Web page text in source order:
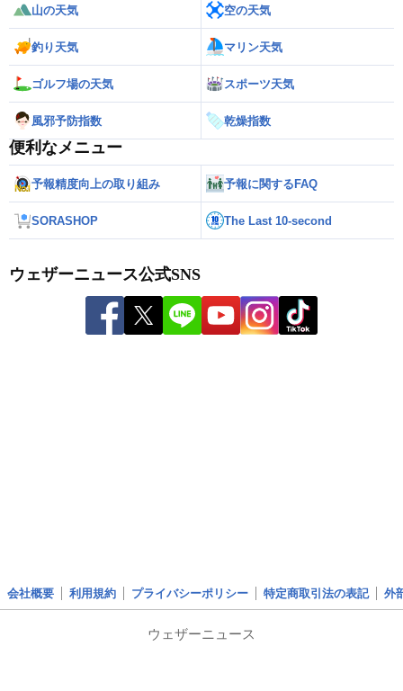
山の天気 空の天気
釣り天気 マリン天気
ゴルフ場の天気 スポーツ天気
風邪予防指数 乾燥指数
便利なメニュー
予報精度向上の取り組み 予報に関するFAQ
SORASHOP The Last 10-second
ウェザーニュース公式SNS
会社概要 利用規約 プライバシーポリシー 特定商取引法の表記 外
ウェザーニュース